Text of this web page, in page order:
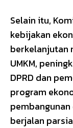
Selain itu,
kebijakan
berkelanjutan
UMKM,
DPRD dan
program
berjalan